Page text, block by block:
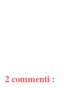
2 commenti :